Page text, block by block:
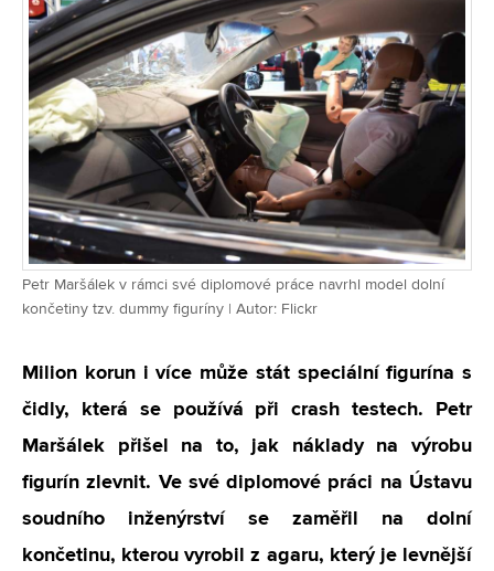
Petr Maršálek v rámci své diplomové práce navrhl model dolní
končetiny tzv. dummy figuríny | Autor: Flickr
Milion korun i více může stát speciální figurína s
čidly, která se používá při crash testech. Petr
Maršálek přišel na to, jak náklady na výrobu
figurín zlevnit. Ve své diplomové práci na Ústavu
soudního inženýrství se zaměřil na dolní
končetinu, kterou vyrobil z agaru, který je levnější